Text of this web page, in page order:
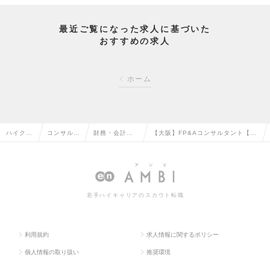
最近ご覧になった求人に基づいた
おすすめの求人
ホーム
ハイクラ コンサルタ 財務・会計コ
の転職
【大阪】FP&Aコンサルタント【業
人情報
若手ハイキャリアのスカウト転職
利用規約 求人情報に関するポリシー
個人情報の取り扱い 推奨環境